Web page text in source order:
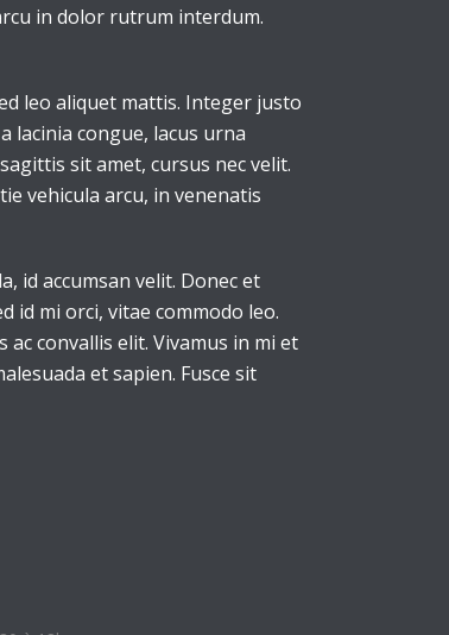
in dolor rutrum interdum.
leo aliquet mattis. Integer justo
lacinia congue, lacus urna
sit amet, cursus nec velit.
vehicula arcu, in venenatis
id accumsan velit. Donec et
id mi orci, vitae commodo leo.
convallis elit. Vivamus in mi et
et sapien. Fusce sit